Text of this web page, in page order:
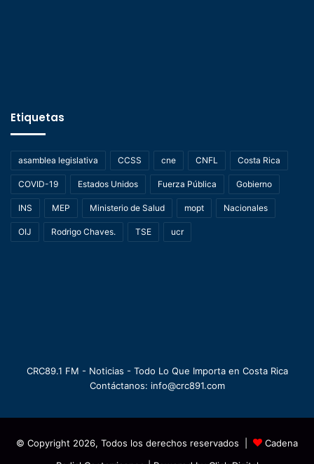
Etiquetas
asamblea legislativa CCSS cne CNFL Costa Rica
COVID-19 Estados Unidos Fuerza Pública Gobierno
INS MEP Ministerio de Salud mopt Nacionales
OIJ Rodrigo Chaves. TSE ucr
CRC89.1 FM - Noticias - Todo Lo Que Importa en Costa Rica
Contáctanos: info@crc891.com
© Copyright 2026, Todos los derechos reservados |
Cadena